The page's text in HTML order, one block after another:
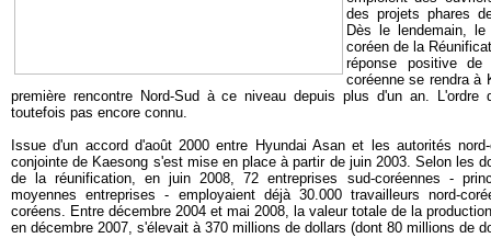
des projets phares
Dès le lendemain, le
coréen de la
réponse positive
coréenne se rendra à
première rencontre Nord-Sud à ce niveau depuis plus d'un an. L'ordre
toutefois pas encore connu.
Issue d'un accord d'août 2000 entre Hyundai Asan et les autorités
conjointe de Kaesong s'est mise en place à partir de juin 2003. Selon les
de la réunification, en juin 2008, 72 entreprises sud-coréennes -
moyennes entreprises - employaient déjà 30.000 travailleurs nord-
coréens. Entre décembre 2004 et mai 2008, la valeur totale de la
en décembre 2007, s'élevait à 370 millions de dollars (dont 80 millions de